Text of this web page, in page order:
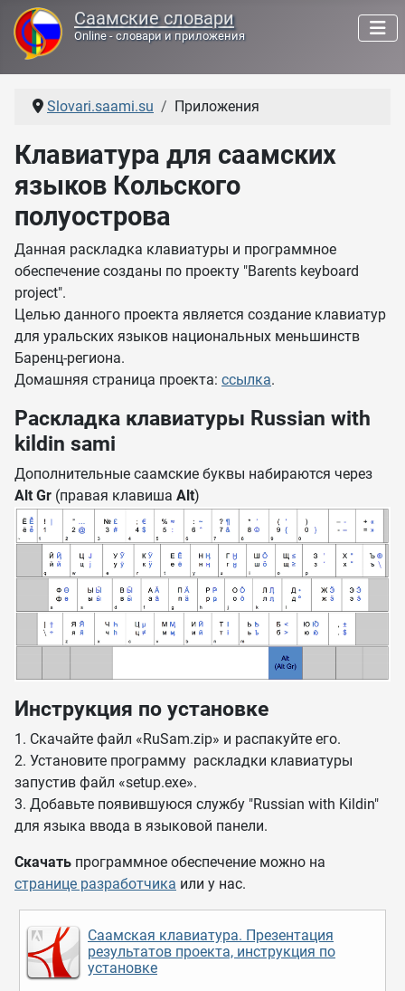
Саамские словари
Online - словари и приложения
Slovari.saami.su Приложения
Клавиатура для саамских
языков Кольского
полуострова
Данная раскладка клавиатуры и программное
обеспечение созданы по проекту "Barents keyboard
project".
Целью данного проекта является созданиe клавиатур
для уральских языков национальных меньшинств
Баренц-региона.
Домашняя страница проекта: ссылка.
Раскладка клавиатуры Russian with
kildin sami
Дополнительные саамские буквы набираются через
Alt Gr (правая клавиша Alt)
Инструкция по установке
1. Скачайте файл «RuSam.zip» и распакуйте его.
2. Установите программу раскладки клавиатуры
запустив файл «setup.exe».
3. Добавьте появившуюся службу "Russian with Kildin"
для языка ввода в языковой панели.
Скачать программное обеспечение можно на
странице разработчика или у нас.
Саамская клавиатура. Презентация
результатов проекта, инструкция по
установке